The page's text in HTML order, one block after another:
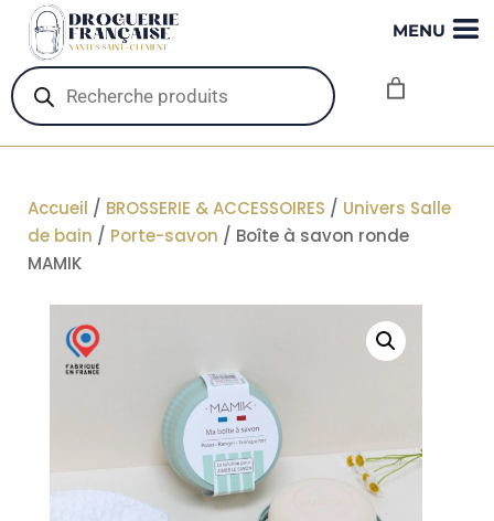
Recherche
de
produits
Accueil / BROSSERIE & ACCESSOIRES / Univers Salle
de bain / Porte-savon / Boîte à savon ronde
MAMIK
MENU